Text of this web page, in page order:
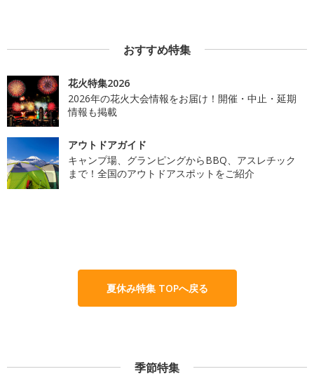
おすすめ特集
花火特集2026
2026年の花火大会情報をお届け！開催・中止・延期
情報も掲載
アウトドアガイド
キャンプ場、グランピングからBBQ、アスレチック
まで！全国のアウトドアスポットをご紹介
夏休み特集 TOPへ戻る
季節特集